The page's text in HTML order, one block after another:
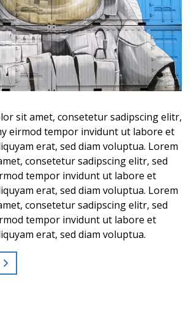
sit amet, consetetur sadipscing elitr,
eirmod tempor invidunt ut labore et
erat, sed diam voluptua. Lorem
consetetur sadipscing elitr, sed
tempor invidunt ut labore et
erat, sed diam voluptua. Lorem
consetetur sadipscing elitr, sed
tempor invidunt ut labore et
erat, sed diam voluptua.